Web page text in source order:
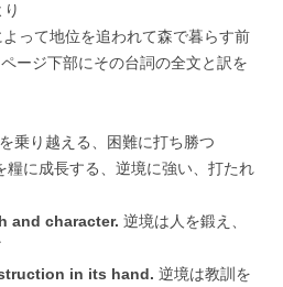
って地位を追われて森で暮らす前
ージ下部にその台詞の全文と訳を
乗り越える、困難に打ち勝つ
糧に成長する、逆境に強い、打たれ
and character. 逆境は人を鍛え、
in its hand. 逆境は教訓を